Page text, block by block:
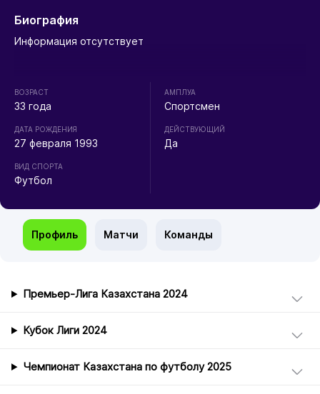
Биография
Информация отсутствует
ВОЗРАСТ
33 года
ДАТА РОЖДЕНИЯ
27 февраля 1993
ВИД СПОРТА
Футбол
АМПЛУА
Спортсмен
ДЕЙСТВУЮЩИЙ
Да
Профиль Матчи Команды
Премьер-Лига Казахстана 2024
Кубок Лиги 2024
Чемпионат Казахстана по футболу 2025